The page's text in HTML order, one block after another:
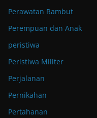
Perawatan Rambut
Perempuan dan Anak
peristiwa
Peristiwa Militer
Perjalanan
Pernikahan
Pertahanan